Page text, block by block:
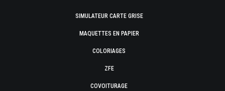
SIMULATEUR CARTE GRISE
MAQUETTES EN PAPIER
COLORIAGES
ZFE
COVOITURAGE